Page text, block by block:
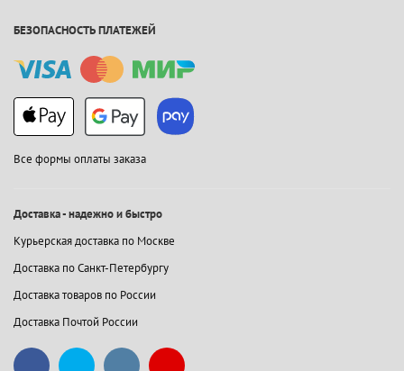
БЕЗОПАСНОСТЬ ПЛАТЕЖЕЙ
Все формы оплаты заказа
Доставка - надежно и быстро
Курьерская доставка по Москве
Доставка по Санкт-Петербургу
Доставка товаров по России
Доставка Почтой России